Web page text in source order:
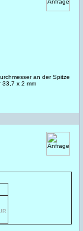
an der Spitze
33,7 x 2 mm